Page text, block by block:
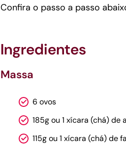
Confira o passo a passo
Ingredientes
Massa
6 ovos
185g ou 1 xícara (chá) de
115g ou 1 xícara (chá) de